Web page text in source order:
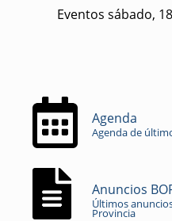
Eventos sábado,
Agenda
Agenda de
Anuncios
Últimos
Provincia